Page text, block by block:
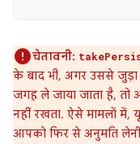
चेतावनी:
के बाद भी, अगर उससे जुड़ा
जगह ले जाया जाता है,
नहीं रखता. ऐसे मामलों
आपको फिर से अनुमति लेनी